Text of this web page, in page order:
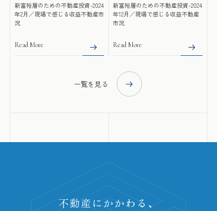
新富裕層のための不動産投資-2024
年2月／現場で感じる収益不動産市
況
Read More
新富裕層のための不動産投資-2024
年12月／現場で感じる収益不動産
市況
Read More
一覧を見る
不動産にかかわる、